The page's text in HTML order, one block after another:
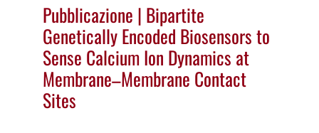
Pubblicazione | Bipartite
Genetically Encoded Biosensors to
Sense Calcium Ion Dynamics at
Membrane–Membrane Contact
Sites